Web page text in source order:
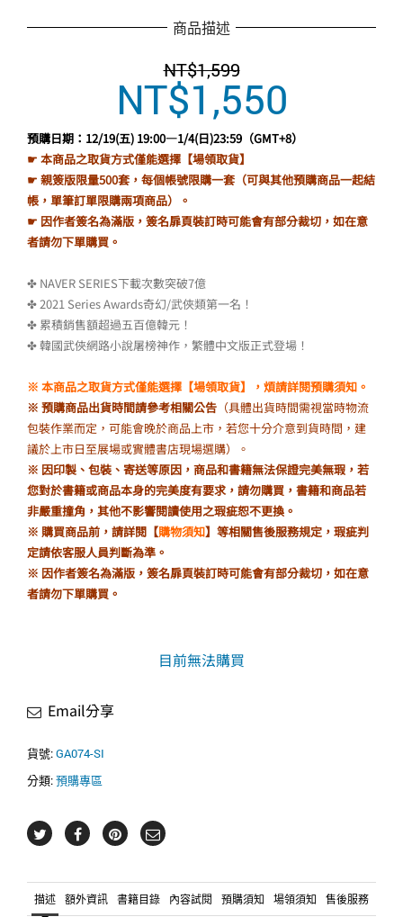
商品描述
NT$1,599
原
始
價
格：
NT$1,599。
NT$1,550
價
格：
預購日期：12/19(五) 19:00—1/4(日)23:59（GMT+8）
☛ 本商品之取貨方式僅能選擇【場領取貨】
☛ 親簽版限量500套，每個帳號限購一套（可與其他預購商品一起結
帳，單筆訂單限購兩項商品）。
☛ 因作者簽名為滿版，簽名扉頁裝訂時可能會有部分裁切，如在意
者請勿下單購買。
✤ NAVER SERIES下載次數突破7億
✤ 2021 Series Awards奇幻/武俠類第一名！
✤ 累積銷售額超過五百億韓元！
✤ 韓國武俠網路小說屠榜神作，繁體中文版正式登場！
※ 本商品之取貨方式僅能選擇【場領取貨】，煩請詳閱預購須知。
※ 預購商品出貨時間請參考相關公告 （具體出貨時間需視當時物流
包裝作業而定，可能會晚於商品上市，若您十分介意到貨時間，建
議於上市日至展場或實體書店現場選購）。
※ 因印製、包裝、寄送等原因，商品和書籍無法保證完美無瑕，若
您對於書籍或商品本身的完美度有要求，請勿購買，書籍和商品若
非嚴重撞角，其他不影響閱讀使用之瑕疵恕不更換。
※ 購買商品前，請詳閱【購物須知】等相關售後服務規定，瑕疵判
定請依客服人員判斷為準。
※ 因作者簽名為滿版，簽名扉頁裝訂時可能會有部分裁切，如在意
者請勿下單購買。
目前無法購買
Email分享
貨號:GA074-SI
分類:預購專區
描述 額外資訊 書籍目錄 內容試閱 預購須知 場領須知 售後服務